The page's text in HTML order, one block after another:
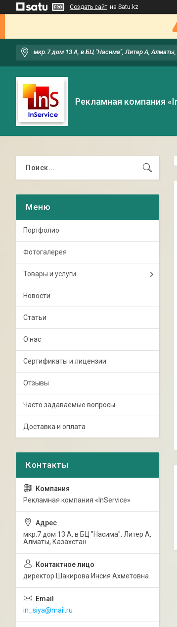
Создать сайт на Satu.kz
мкр.7 дом 13 А, в БЦ "Насима", Литер А, Алматы,
Рекламная компания
Портфолио
Фотогалерея
Товары и услуги
Новости
Статьи
О нас
Сертификаты и лицензии
Отзывы
Часто задаваемые вопросы
Доставка и оплата
Рекламная компания «InService»
мкр.7 дом 13 А, в БЦ "Насима", Литер А,
Алматы, Казахстан
директор Шакирова Инсия Ахметовна
in_siya@mail.ru